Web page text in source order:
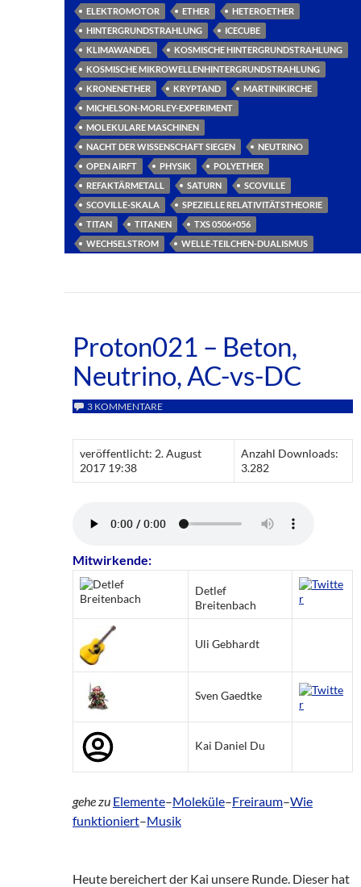
ELEKTROMOTOR
ETHER
HETEROETHER
HINTERGRUNDSTRAHLUNG
ICECUBE
KLIMAWANDEL
KOSMISCHE HINTERGRUNDSTRAHLUNG
KOSMISCHE MIKROWELLENHINTERGRUNDSTRAHLUNG
KRONENETHER
KRYPTAND
MARTINIKIRCHE
MICHELSON-MORLEY-EXPERIMENT
MOLEKULARE MASCHINEN
NACHT DER WISSENSCHAFT SIEGEN
NEUTRINO
OPEN AIRFT
PHYSIK
POLYETHER
REFAKTÄRMETALL
SATURN
SCOVILLE
SCOVILLE-SKALA
SPEZIELLE RELATIVITÄTSTHEORIE
TITAN
TITANEN
TXS 0506+056
WECHSELSTROM
WELLE-TEILCHEN-DUALISMUS
Proton021 – Beton,
Neutrino, AC-vs-DC
3 KOMMENTARE
veröffentlicht: 2. August
2017 19:38
Anzahl Downloads:
3.282
Mitwirkende:
Detlef
Breitenbach
Uli Gebhardt
Sven Gaedtke
Kai Daniel Du
gehe zu Elemente–Moleküle–Freiraum–Wie
funktioniert–Musik
Heute bereichert der Kai unsere Runde. Dieser hat